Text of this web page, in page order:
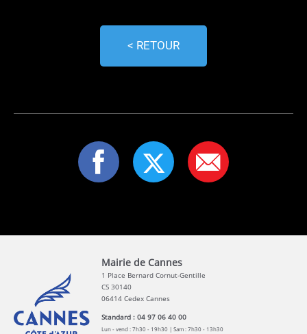
< RETOUR
Mairie de Cannes
1 Place Bernard Cornut-Gentille
CS 30140
06414 Cedex Cannes
Standard : 04 97 06 40 00
Lun - vend : 7h30 - 19h30 | Sam : 7h30 - 13h30